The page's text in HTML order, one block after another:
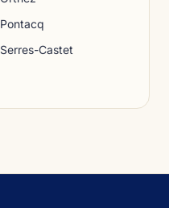
Pontacq
Serres-Castet